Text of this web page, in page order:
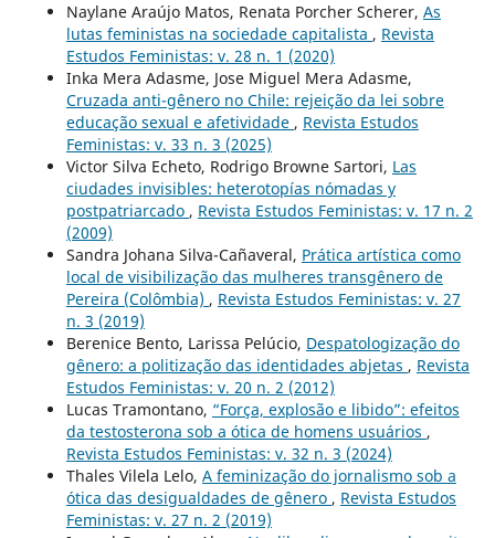
Naylane Araújo Matos, Renata Porcher Scherer, As
lutas feministas na sociedade capitalista , Revista
Estudos Feministas: v. 28 n. 1 (2020)
Inka Mera Adasme, Jose Miguel Mera Adasme,
Cruzada anti-gênero no Chile: rejeição da lei sobre
educação sexual e afetividade , Revista Estudos
Feministas: v. 33 n. 3 (2025)
Victor Silva Echeto, Rodrigo Browne Sartori, Las
ciudades invisibles: heterotopías nómadas y
postpatriarcado , Revista Estudos Feministas: v. 17 n. 2
(2009)
Sandra Johana Silva-Cañaveral, Prática artística como
local de visibilização das mulheres transgênero de
Pereira (Colômbia) , Revista Estudos Feministas: v. 27
n. 3 (2019)
Berenice Bento, Larissa Pelúcio, Despatologização do
gênero: a politização das identidades abjetas , Revista
Estudos Feministas: v. 20 n. 2 (2012)
Lucas Tramontano, “Força, explosão e libido”: efeitos
da testosterona sob a ótica de homens usuários ,
Revista Estudos Feministas: v. 32 n. 3 (2024)
Thales Vilela Lelo, A feminização do jornalismo sob a
ótica das desigualdades de gênero , Revista Estudos
Feministas: v. 27 n. 2 (2019)